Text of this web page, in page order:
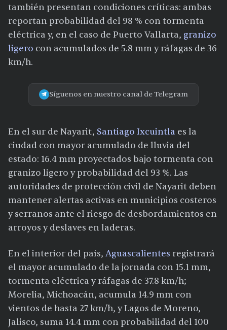
también presentan condiciones críticas: ambas
reportan probabilidad del 98 % con tormenta
eléctrica y, en el caso de Puerto Vallarta, granizo
ligero con acumulados de 5.8 mm y ráfagas de 36
km/h.
Síguenos en nuestro canal de Telegram
En el sur de Nayarit, Santiago Ixcuintla es la
ciudad con mayor acumulado de lluvia del
estado: 16.4 mm proyectados bajo tormenta con
granizo ligero y probabilidad del 93 %. Las
autoridades de protección civil de Nayarit deben
mantener alertas activas en municipios costeros
y serranos ante el riesgo de desbordamientos en
arroyos y deslaves en laderas.
En el interior del país, Aguascalientes registrará
el mayor acumulado de la jornada con 15.1 mm,
tormenta eléctrica y ráfagas de 37.8 km/h;
Morelia, Michoacán, acumula 14.9 mm con
vientos de hasta 27 km/h, y Lagos de Moreno,
Jalisco, suma 14.4 mm con probabilidad del 100